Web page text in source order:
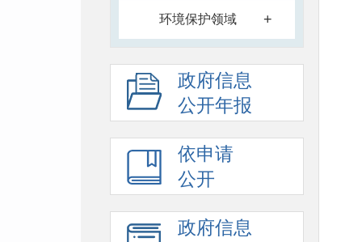
环境保护领域 +
政府信息
公开年报
依申请
公开
政府信息